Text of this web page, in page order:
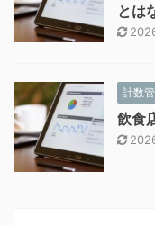
とは
計数
飲食